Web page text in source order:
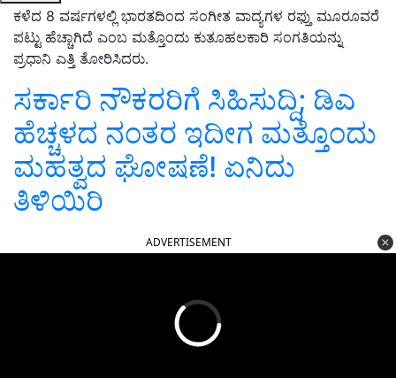
ಕಳೆದ 8 ವರ್ಷಗಳಲ್ಲಿ ಭಾರತದಿಂದ ಸಂಗೀತ ವಾದ್ಯಗಳ ರಫ್ತು ಮೂರೂವರೆ
ಪಟ್ಟು ಹೆಚ್ಚಾಗಿದೆ ಎಂಬ ಮತ್ತೊಂದು ಕುತೂಹಲಕಾರಿ ಸಂಗತಿಯನ್ನು
ಪ್ರಧಾನಿ ಎತ್ತಿ ತೋರಿಸಿದರು.
ಸರ್ಕಾರಿ ನೌಕರರಿಗೆ ಸಿಹಿಸುದ್ದಿ; ಡಿಎ
ಹೆಚ್ಚಳದ ನಂತರ ಇದೀಗ ಮತ್ತೊಂದು
ಮಹತ್ವದ ಘೋಷಣೆ! ಏನಿದು
ತಿಳಿಯಿರಿ
ADVERTISEMENT